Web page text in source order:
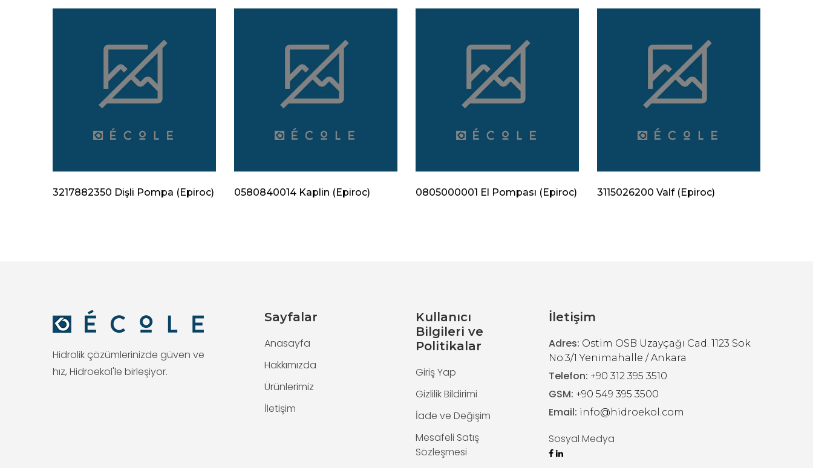
3217882350 Dişli Pompa (Epiroc) 0580840014 Kaplin (Epiroc) 0805000001 El Pompası (Epiroc) 3115026200 Valf (Epiroc)
Hidrolik çözümlerinizde güven ve
hız, Hidroekol'le birleşiyor.
Sayfalar
Anasayfa
Hakkımızda
Ürünlerimiz
İletişim
Kullanıcı
Bilgileri ve
Politikalar
Giriş Yap
Gizlilik Bildirimi
İade ve Değişim
Mesafeli Satış
Sözleşmesi
İletişim
Adres: Ostim OSB Uzayçağı Cad. 1123 Sok
No:3/1 Yenimahalle / Ankara
Telefon: +90 312 395 3510
GSM: +90 549 395 3500
Email: info@hidroekol.com
Sosyal Medya